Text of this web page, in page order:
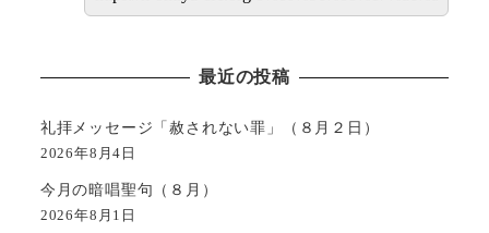
最近の投稿
礼拝メッセージ「赦されない罪」（８月２日）
2026年8月4日
今月の暗唱聖句（８月）
2026年8月1日